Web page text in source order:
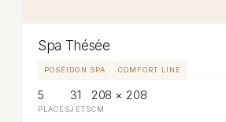
Spa Thésée
POSÉIDON SPA COMFORT LINE
5
PLACES
31
JETS
208 × 208
CM